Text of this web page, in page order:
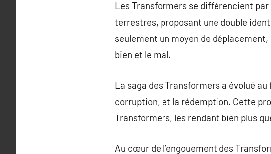
Les Transformers se différencient
terrestres, proposant une double
seulement un moyen de
bien et le mal.
La saga des Transformers a évolué
corruption, et la rédemption. Cette
Transformers, les rendant bien plus
Au cœur de l’engouement des